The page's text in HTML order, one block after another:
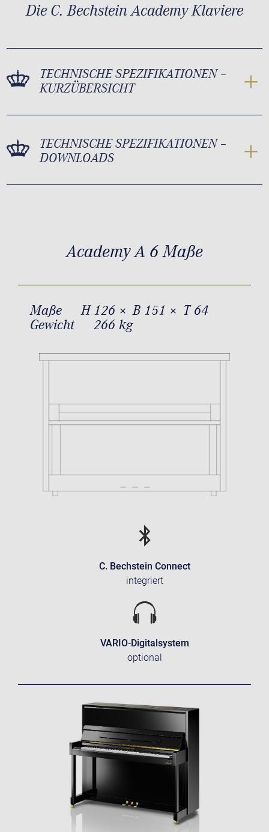
Die C. Bechstein Academy Klaviere
TECHNISCHE SPEZIFIKATIONEN –
KURZÜBERSICHT
TECHNISCHE SPEZIFIKATIONEN –
DOWNLOADS
Academy A 6 Maße
Maße
H 126 × B 151 × T 64
Gewicht
266 kg
C. Bechstein Connect
integriert
VARIO-Digitalsystem
optional